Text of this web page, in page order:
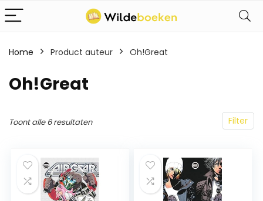
Home Product auteur Oh!Great
Oh!Great
Filter
Toont alle 6 resultaten